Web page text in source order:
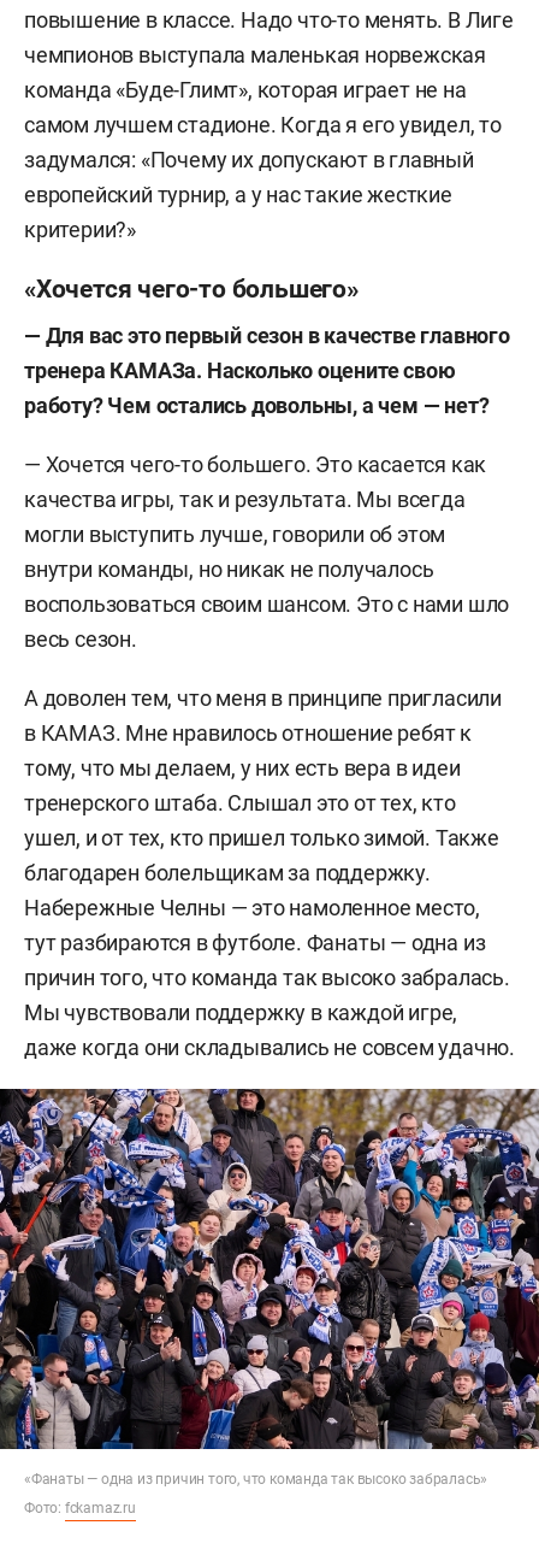
повышение в классе. Надо что-то менять. В Лиге
чемпионов выступала маленькая норвежская
команда «Буде-Глимт», которая играет не на
самом лучшем стадионе. Когда я его увидел, то
задумался: «Почему их допускают в главный
европейский турнир, а у нас такие жесткие
критерии?»
«Хочется чего-то большего»
— Для вас это первый сезон в качестве главного
тренера КАМАЗа. Насколько оцените свою
работу? Чем остались довольны, а чем — нет?
— Хочется чего-то большего. Это касается как
качества игры, так и результата. Мы всегда
могли выступить лучше, говорили об этом
внутри команды, но никак не получалось
воспользоваться своим шансом. Это с нами шло
весь сезон.
А доволен тем, что меня в принципе пригласили
в КАМАЗ. Мне нравилось отношение ребят к
тому, что мы делаем, у них есть вера в идеи
тренерского штаба. Слышал это от тех, кто
ушел, и от тех, кто пришел только зимой. Также
благодарен болельщикам за поддержку.
Набережные Челны — это намоленное место,
тут разбираются в футболе. Фанаты — одна из
причин того, что команда так высоко забралась.
Мы чувствовали поддержку в каждой игре,
даже когда они складывались не совсем удачно.
«Фанаты — одна из причин того, что команда так высоко забралась»
Фото: fckamaz.ru